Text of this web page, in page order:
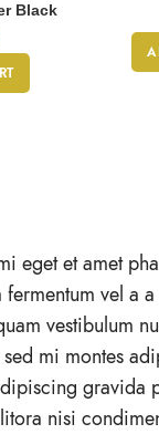
Black
eget et amet
vel a
vestibulum
mi montes
gravida
nisi